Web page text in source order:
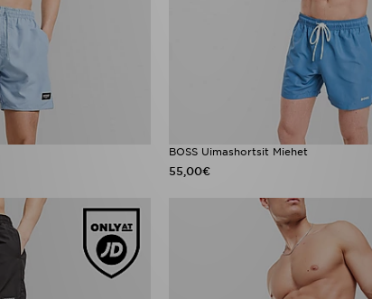
BOSS Uimashortsit Miehet
55,00€